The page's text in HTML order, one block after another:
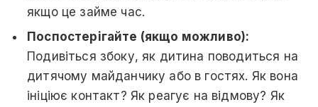
якщо це займе час.
Поспостерігайте (якщо можливо):
Подивіться збоку, як дитина поводиться на
дитячому майданчику або в гостях. Як вона
ініціює контакт? Як реагує на відмову? Як